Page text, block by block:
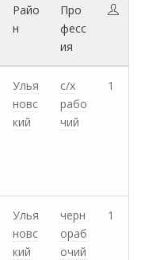
Райо
н
Про
фесс
ия
Улья
новс
кий
с/х
рабо
чий
1
Улья
новс
кий
черн
ораб
очий
1